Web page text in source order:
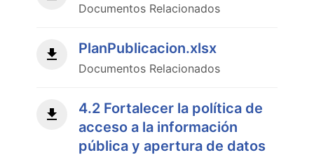
Documentos Relacionados
PlanPublicacion.xlsx
Documentos Relacionados
4.2 Fortalecer la política de
acceso a la información
pública y apertura de datos